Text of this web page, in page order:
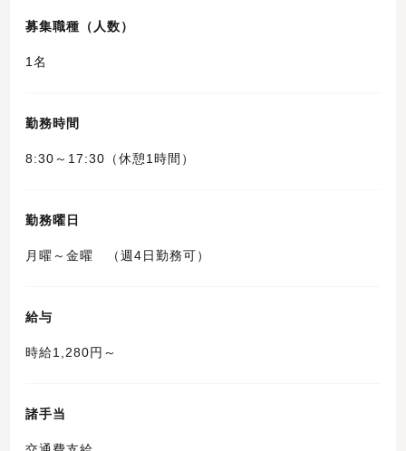
募集職種（人数）
1名
勤務時間
8:30～17:30（休憩1時間）
勤務曜日
月曜～金曜 （週4日勤務可）
給与
時給1,280円～
諸手当